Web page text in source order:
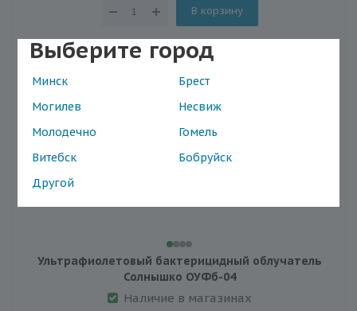
Выберите город
Минск
Брест
Могилев
Несвиж
Молодечно
Гомель
Витебск
Бобруйск
Другой
В корзину
Ультрафиолетовый бактерицидный облучатель
Солнышко ОУФб-04
Наличие в магазинах